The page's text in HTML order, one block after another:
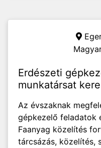
Erdészeti
munkatársat
Az évszaknak
gépkezelő feladatok
Faanyag közelítés
tárcsázás, közelítés,